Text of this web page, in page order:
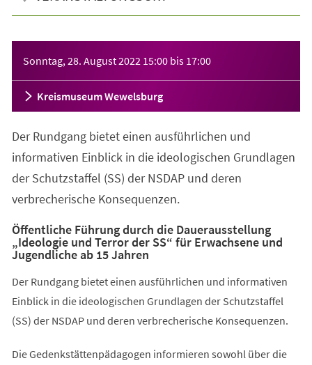
Sonntag, 28. August 2022 15:00 bis 17:00
Kreismuseum Wewelsburg
Der Rundgang bietet einen ausführlichen und
informativen Einblick in die ideologischen Grundlagen
der Schutzstaffel (SS) der NSDAP und deren
verbrecherische Konsequenzen.
Öffentliche Führung durch die Dauerausstellung
„Ideologie und Terror der SS“ für Erwachsene und
Jugendliche ab 15 Jahren
Der Rundgang bietet einen ausführlichen und informativen
Einblick in die ideologischen Grundlagen der Schutzstaffel
(SS) der NSDAP und deren verbrecherische Konsequenzen.
Die Gedenkstättenpädagogen informieren sowohl über die